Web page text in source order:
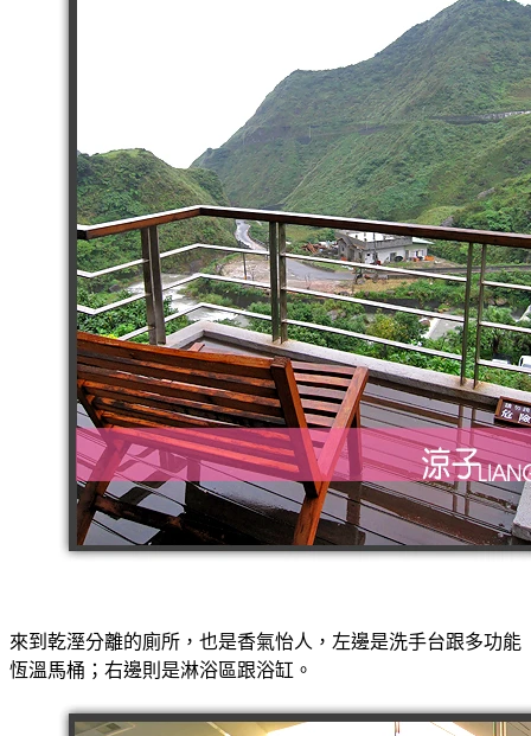
來到乾溼分離的廁所，也是香氣怡人，左邊是洗手台跟多功能
恆溫馬桶；右邊則是淋浴區跟浴缸。